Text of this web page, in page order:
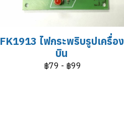
FK1913 ไฟกระพริบรูปเครื่อง
บิน
฿79 - ฿99